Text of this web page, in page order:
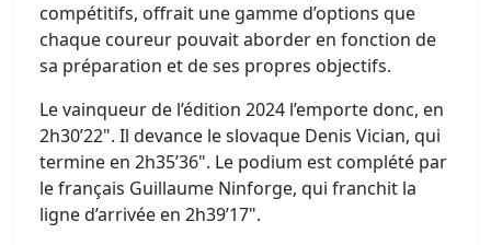
compétitifs, offrait une gamme d’options que
chaque coureur pouvait aborder en fonction de
sa préparation et de ses propres objectifs.
Le vainqueur de l’édition 2024 l’emporte donc, en
2h30’22". Il devance le slovaque Denis Vician, qui
termine en 2h35’36". Le podium est complété par
le français Guillaume Ninforge, qui franchit la
ligne d’arrivée en 2h39’17".